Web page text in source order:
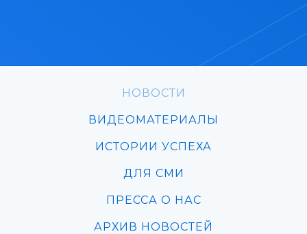
НОВОСТИ
ВИДЕОМАТЕРИАЛЫ
ИСТОРИИ УСПЕХА
ДЛЯ СМИ
ПРЕССА О НАС
АРХИВ НОВОСТЕЙ